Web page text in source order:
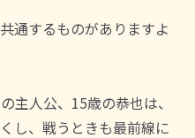
通するものがありますよ
主人公、15歳の恭也は、
し、戦うときも最前線に